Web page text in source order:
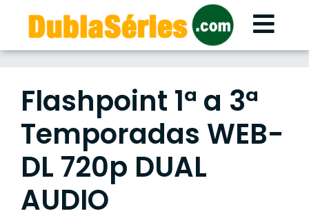
content
Flashpoint 1ª a 3ª
Temporadas WEB-
DL 720p DUAL
AUDIO